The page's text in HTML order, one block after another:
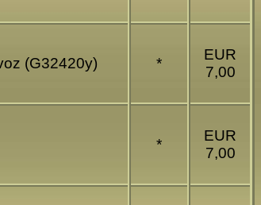
(G32420y) *
EUR
7,00
*
EUR
7,00